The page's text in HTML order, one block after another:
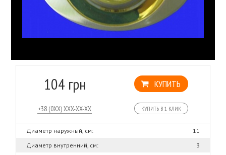
104 грн КУПИТЬ
КУПИТЬ В 1 КЛИК
Диаметр наружный, см:
11
Диаметр внутренний, см:
3